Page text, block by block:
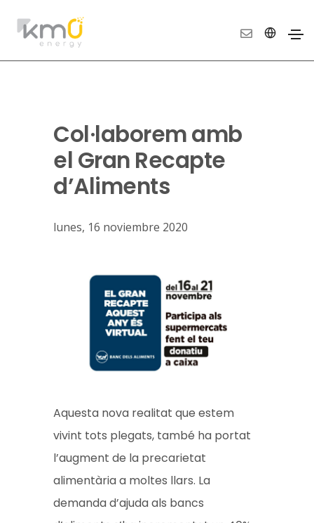
Col·laborem amb
el Gran Recapte
d’Aliments
lunes, 16 noviembre 2020
Aquesta nova realitat que estem
vivint tots plegats, també ha portat
l’augment de la precarietat
alimentària a moltes llars. La
demanda d’ajuda als bancs